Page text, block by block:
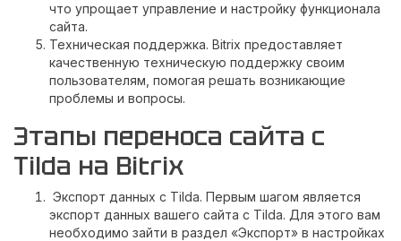
что упрощает управление и настройку функционала
сайта.
Техническая поддержка. Bitrix предоставляет
качественную техническую поддержку своим
пользователям, помогая решать возникающие
проблемы и вопросы.
Этапы переноса сайта с
Tilda на Bitrix
Экспорт данных с Tilda. Первым шагом является
экспорт данных вашего сайта с Tilda. Для этого вам
необходимо зайти в раздел «Экспорт» в настройках